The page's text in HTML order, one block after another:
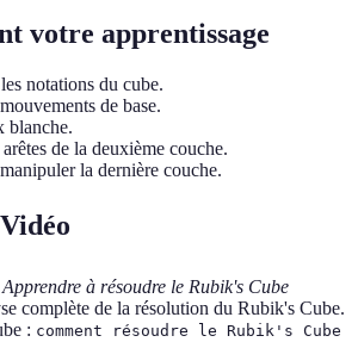
votre apprentissage
notations du cube.
de base.
blanche.
de la deuxième couche.
la dernière couche.
Apprendre à résoudre le Rubik's Cube
complète de la résolution du Rubik's Cube.
: comment résoudre le Rubik's Cube